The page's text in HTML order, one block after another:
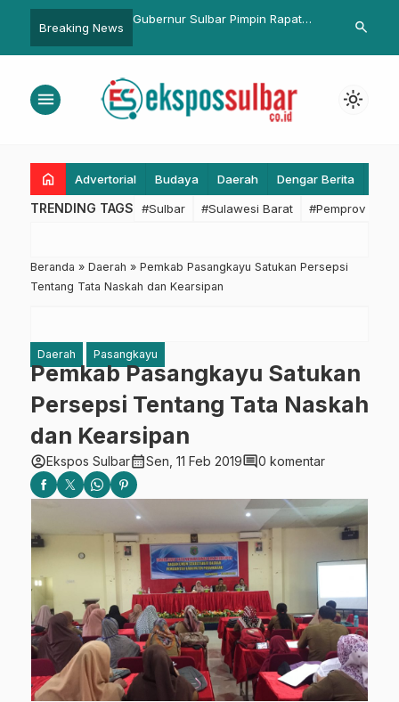
Breaking News
dan Pra Evaluasi
Mandiri 2025
Gubernur Sulbar Pimpin Rapat
Majene-Polman Senilai Rp300
Gubernur
Unsulbar
search
menu light_mode
home Advertorial Budaya Daerah Dengar Berita
TRENDING TAGS #Sulbar #Sulawesi Barat #Pemprov
Beranda » Daerah » Pemkab Pasangkayu Satukan Persepsi
Tentang Tata Naskah dan Kearsipan
Daerah Pasangkayu
Pemkab Pasangkayu Satukan
Persepsi Tentang Tata Naskah
dan Kearsipan
account_circleEkspos Sulbarcalendar_monthSen, 11 Feb 2019comment0 komentar